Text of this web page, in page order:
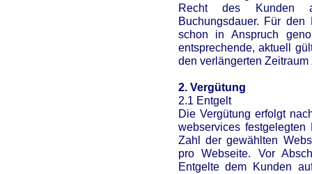
Recht des Kunden
Buchungsdauer. Für
schon in Anspruch
entsprechende, aktuell
den verlängerten Zeitraum
2. Vergütung
2.1 Entgelt
Die Vergütung erfolgt
webservices
Zahl der gewählten
pro Webseite. Vor
Entgelte dem Kunden